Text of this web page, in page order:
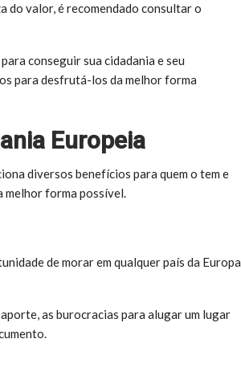
do valor, é recomendado consultar o
conseguir sua cidadania e seu
para desfrutá-los da melhor forma
Europeia
diversos benefícios para quem o tem e
melhor forma possível.
de morar em qualquer país da Europa
as burocracias para alugar um lugar